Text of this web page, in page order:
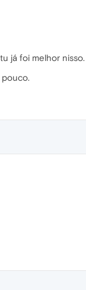
já foi melhor nisso.